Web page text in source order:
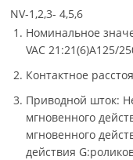
NV-1,2,3- 4,5,6
Номинальное
VAC 21:21(6)A125/
Контактное
Приводной шток:
мгновенного
мгновенного
действия